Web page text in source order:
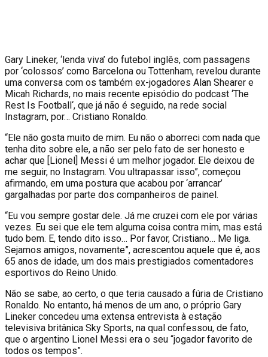
Gary Lineker, ‘lenda viva’ do futebol inglês, com passagens
por ‘colossos’ como Barcelona ou Tottenham, revelou durante
uma conversa com os também ex-jogadores Alan Shearer e
Micah Richards, no mais recente episódio do podcast ‘The
Rest Is Football‘, que já não é seguido, na rede social
Instagram, por… Cristiano Ronaldo.
“Ele não gosta muito de mim. Eu não o aborreci com nada que
tenha dito sobre ele, a não ser pelo fato de ser honesto e
achar que [Lionel] Messi é um melhor jogador. Ele deixou de
me seguir, no Instagram. Vou ultrapassar isso”, começou
afirmando, em uma postura que acabou por ‘arrancar’
gargalhadas por parte dos companheiros de painel.
“Eu vou sempre gostar dele. Já me cruzei com ele por várias
vezes. Eu sei que ele tem alguma coisa contra mim, mas está
tudo bem. E, tendo dito isso… Por favor, Cristiano… Me liga.
Sejamos amigos, novamente”, acrescentou aquele que é, aos
65 anos de idade, um dos mais prestigiados comentadores
esportivos do Reino Unido.
Não se sabe, ao certo, o que teria causado a fúria de Cristiano
Ronaldo. No entanto, há menos de um ano, o próprio Gary
Lineker concedeu uma extensa entrevista à estação
televisiva britânica Sky Sports, na qual confessou, de fato,
que o argentino Lionel Messi era o seu “jogador favorito de
todos os tempos”.